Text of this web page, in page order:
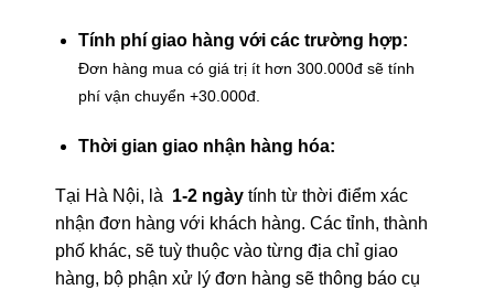
Tính phí giao hàng với các trường hợp:
Đơn hàng mua có giá trị ít hơn 300.000đ sẽ tính
phí vận chuyển +30.000đ.
Thời gian giao nhận hàng hóa:
Tại Hà Nội, là 1-2 ngày tính từ thời điểm xác
nhận đơn hàng với khách hàng. Các tỉnh, thành
phố khác, sẽ tuỳ thuộc vào từng địa chỉ giao
hàng, bộ phận xử lý đơn hàng sẽ thông báo cụ